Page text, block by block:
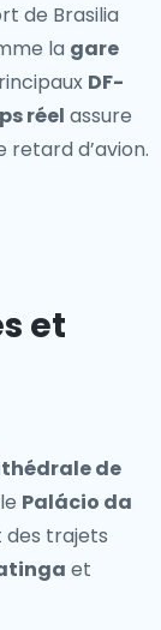
de Brasilia
la gare
DF-
réel assure
d’avion.
et
de
Palácio da
des trajets
et